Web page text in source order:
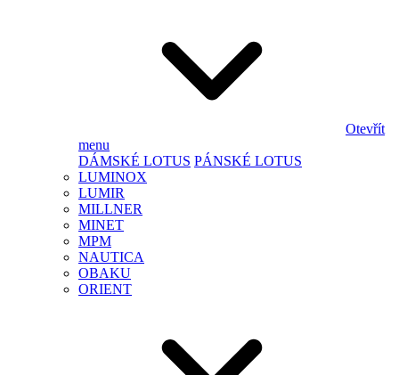
Otevřít
menu
DÁMSKÉ LOTUS PÁNSKÉ LOTUS
LUMINOX
LUMIR
MILLNER
MINET
MPM
NAUTICA
OBAKU
ORIENT